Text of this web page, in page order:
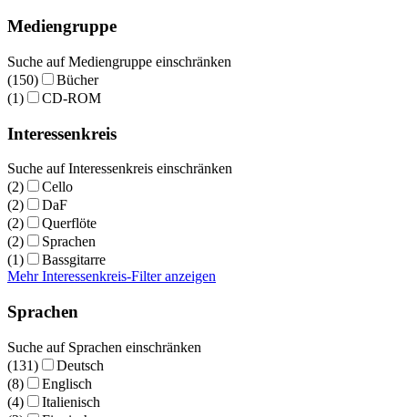
Mediengruppe
Suche auf Mediengruppe einschränken
(150)
Bücher
(1)
CD-ROM
Interessenkreis
Suche auf Interessenkreis einschränken
(2)
Cello
(2)
DaF
(2)
Querflöte
(2)
Sprachen
(1)
Bassgitarre
Mehr Interessenkreis-Filter anzeigen
Sprachen
Suche auf Sprachen einschränken
(131)
Deutsch
(8)
Englisch
(4)
Italienisch